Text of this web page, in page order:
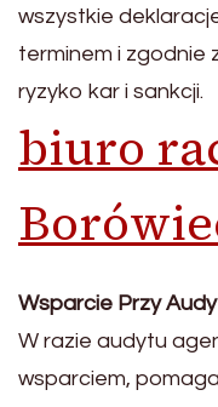
wszystkie
terminem i zgodnie
ryzyko kar i sankcji.
biuro
Wsparcie Przy
W razie audytu
wsparciem,